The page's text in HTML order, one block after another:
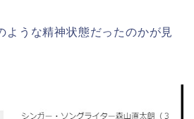
ような精神状態だったのかが見